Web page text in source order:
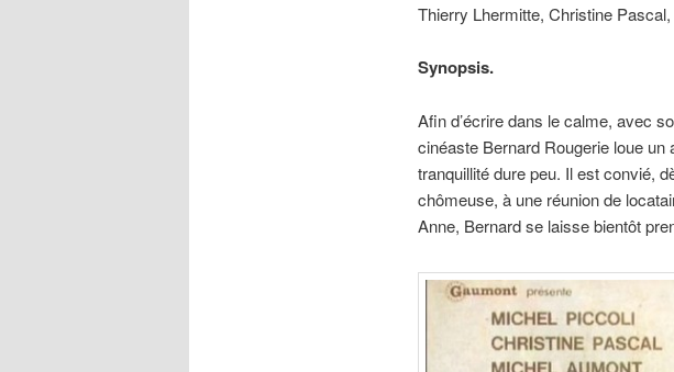
Thierry Lhermitte, Christine
Synopsis.
Afin d’écrire dans le calme, avec
cinéaste Bernard Rougerie loue
tranquillité dure peu. Il est convié,
chômeuse, à une réunion de
Anne, Bernard se laisse bientôt